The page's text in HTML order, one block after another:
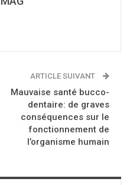
ARTICLE SUIVANT
Mauvaise santé bucco-
dentaire: de graves
conséquences sur le
fonctionnement de
l’organisme humain